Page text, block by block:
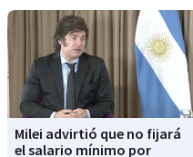
Milei advirtió que no fijará
el salario mínimo por